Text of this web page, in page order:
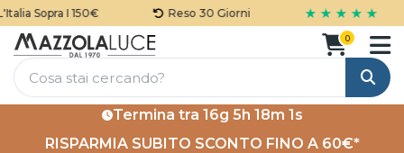
Sopra I 150€ Reso 30 Giorni ★ ★ ★ ★ ★
Cerca
0
Termina tra 16g 5h 18m 1s
RISPARMIA SUBITO SCONTO FINO A 60€*